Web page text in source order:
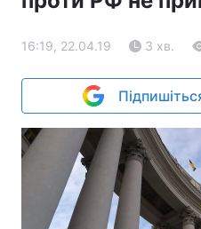
16:19, 22.04.19 3 хв.